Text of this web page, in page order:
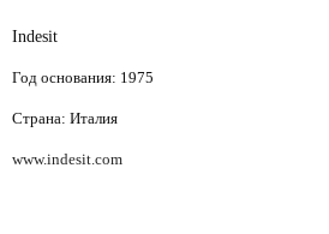
Indesit
Год основания: 1975
Страна: Италия
www.indesit.com